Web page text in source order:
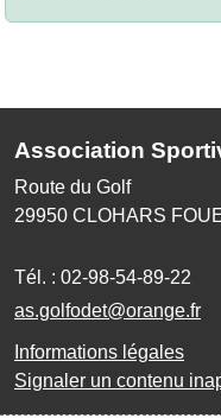
Association
Route du Golf
29950 CLOHARS
Tél. : 02-98-54-89-22
as.golfodet@orange.fr
Informations légales
Signaler un contenu